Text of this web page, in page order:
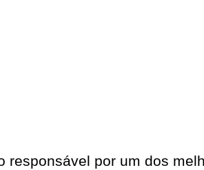
responsável por um dos